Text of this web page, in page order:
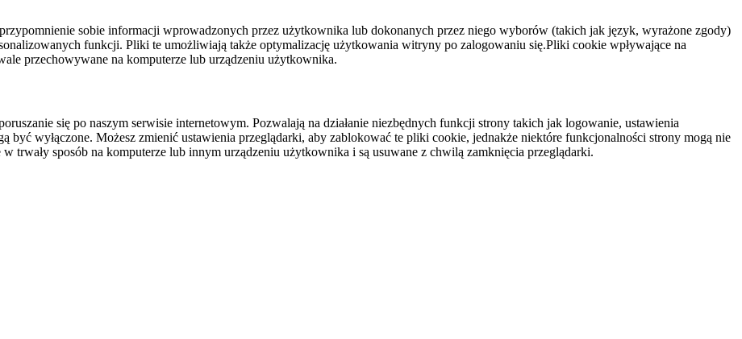
sobie informacji wprowadzonych przez użytkownika lub dokonanych przez niego wyborów (takich jak język, wyrażone zgody)
funkcji. Pliki te umożliwiają także optymalizację użytkowania witryny po zalogowaniu się.Pliki cookie wpływające na
przechowywane na komputerze lub urządzeniu użytkownika.
się po naszym serwisie internetowym. Pozwalają na działanie niezbędnych funkcji strony takich jak logowanie, ustawienia
być wyłączone. Możesz zmienić ustawienia przeglądarki, aby zablokować te pliki cookie, jednakże niektóre funkcjonalności strony mogą nie
trwały sposób na komputerze lub innym urządzeniu użytkownika i są usuwane z chwilą zamknięcia przeglądarki.